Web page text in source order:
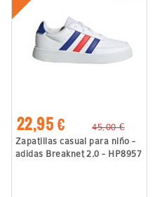
22,95 €
45,00 €
Zapatillas casual para niño -
adidas Breaknet 2.0 - HP8957